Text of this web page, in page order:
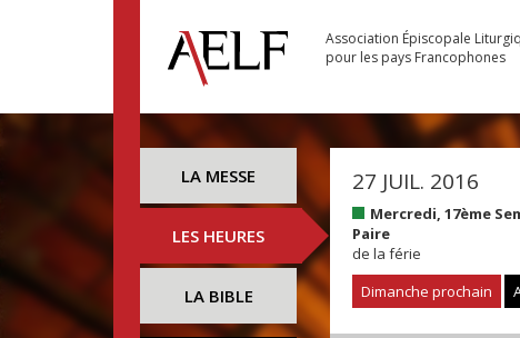
Association Épiscopale
pour les pays Francophones
LA MESSE
LES HEURES
LA BIBLE
27 JUIL. 2016
Mercredi, 17ème
Paire
de la férie
Dimanche prochain